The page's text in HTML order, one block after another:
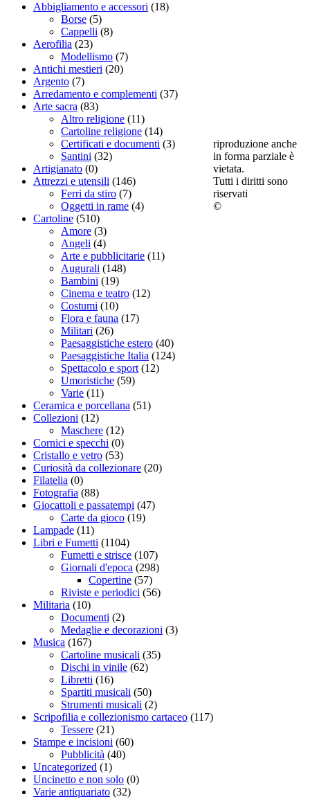
Abbigliamento e accessori (18)
Borse (5)
Cappelli (8)
Aerofilia (23)
Modellismo (7)
Antichi mestieri (20)
Argento (7)
Arredamento e complementi (37)
Arte sacra (83)
Altro religione (11)
Cartoline religione (14)
Certificati e documenti (3)
Santini (32)
Artigianato (0)
Attrezzi e utensili (146)
Ferri da stiro (7)
Oggetti in rame (4)
Cartoline (510)
Amore (3)
Angeli (4)
Arte e pubblicitarie (11)
Augurali (148)
Bambini (19)
Cinema e teatro (12)
Costumi (10)
Flora e fauna (17)
Militari (26)
Paesaggistiche estero (40)
Paesaggistiche Italia (124)
Spettacolo e sport (12)
Umoristiche (59)
Varie (11)
Ceramica e porcellana (51)
Collezioni (12)
Maschere (12)
Cornici e specchi (0)
Cristallo e vetro (53)
Curiosità da collezionare (20)
Filatelia (0)
Fotografia (88)
Giocattoli e passatempi (47)
Carte da gioco (19)
Lampade (11)
Libri e Fumetti (1104)
Fumetti e strisce (107)
Giornali d'epoca (298)
Copertine (57)
Riviste e periodici (56)
Militaria (10)
Documenti (2)
Medaglie e decorazioni (3)
Musica (167)
Cartoline musicali (35)
Dischi in vinile (62)
Libretti (16)
Spartiti musicali (50)
Strumenti musicali (2)
Scripofilia e collezionismo cartaceo (117)
Tessere (21)
Stampe e incisioni (60)
Pubblicità (40)
Uncategorized (1)
Uncinetto e non solo (0)
Varie antiquariato (32)
riproduzione anche
in forma parziale è
vietata.
Tutti i diritti sono
riservati
©